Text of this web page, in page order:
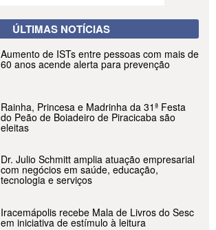
ÚLTIMAS NOTÍCIAS
Aumento de ISTs entre pessoas com mais de
60 anos acende alerta para prevenção
Rainha, Princesa e Madrinha da 31ª Festa
do Peão de Boiadeiro de Piracicaba são
eleitas
Dr. Julio Schmitt amplia atuação empresarial
com negócios em saúde, educação,
tecnologia e serviços
Iracemápolis recebe Mala de Livros do Sesc
em iniciativa de estímulo à leitura